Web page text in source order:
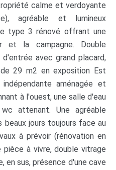
calme et verdoyante
agréable et lumineux
type 3 rénové offrant une
et la campagne. Double
avec grand placard,
29 m2 en exposition Est
aménagée et
à l'ouest, une salle d'eau
attenant. Une agréable
beaux jours toujours face au
à prévoir (rénovation en
pièce à vivre, double vitrage
en sus, présence d'une cave